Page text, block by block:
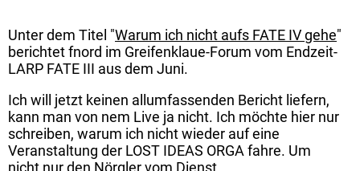
Unter dem Titel "Warum ich nicht aufs FATE IV gehe"
berichtet fnord im Greifenklaue-Forum vom Endzeit-
LARP FATE III aus dem Juni.
Ich will jetzt keinen allumfassenden Bericht liefern,
kann man von nem Live ja nicht. Ich möchte hier nur
schreiben, warum ich nicht wieder auf eine
Veranstaltung der LOST IDEAS ORGA fahre. Um
nicht nur den Nörgler vom Dienst